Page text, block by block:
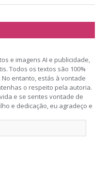
e imagens AI e publicidade,
Todos os textos são 100%
entanto, estás à vontade
o respeito pela autoria.
e se sentes vontade de
e dedicação, eu agradeço e